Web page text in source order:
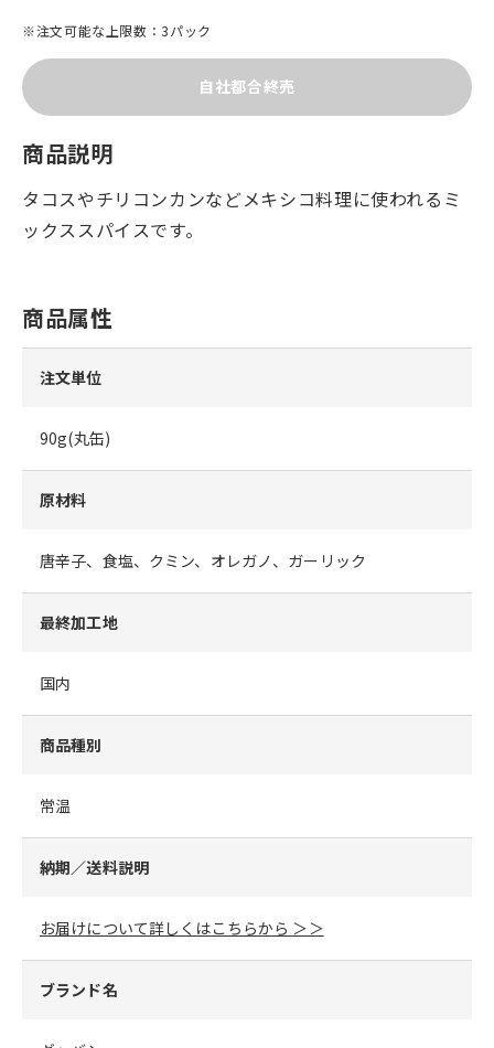
※注文可能な上限数：3パック
自社都合終売
商品説明
タコスやチリコンカンなどメキシコ料理に使われるミ
ックススパイスです。
商品属性
注文単位
90g(丸缶)
原材料
唐辛子、食塩、クミン、オレガノ、ガーリック
最終加工地
国内
商品種別
常温
納期／送料説明
お届けについて詳しくはこちらから ＞＞
ブランド名